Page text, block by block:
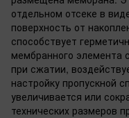
отдельном отсеке в
поверхность от
способствует
мембранного элемента
при сжатии,
настройку пропускной
увеличивается или
технических размеров